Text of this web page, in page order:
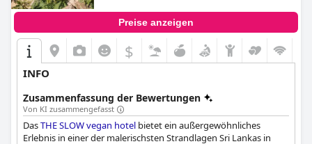
Preise anzeigen
$
INFO
Zusammenfassung der Bewertungen
Von KI zusammengefasst
DasTHE SLOW vegan hotel bietet ein außergewöhnliches
Erlebnis in einer der malerischsten Strandlagen Sri Lankas in